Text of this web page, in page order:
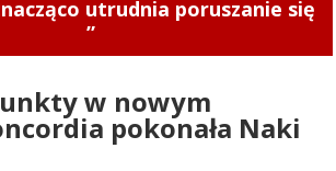
utrudnia poruszanie się
”
w nowym
pokonała Naki